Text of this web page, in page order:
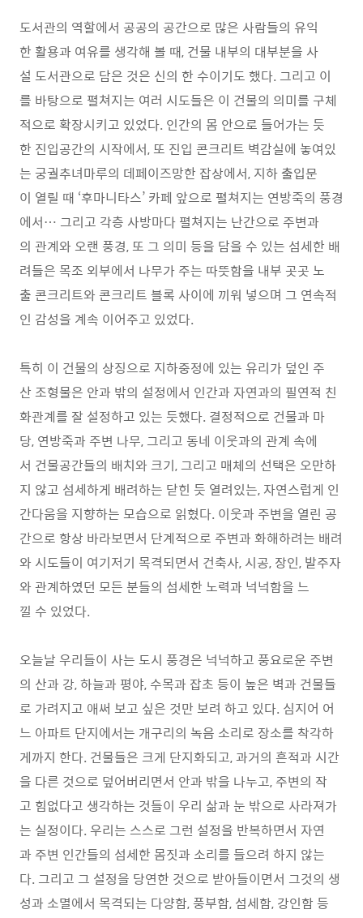
도서관의 역할에서 공공의 공간으로 많은 사람들의 유익
한 활용과 여유를 생각해 볼 때, 건물 내부의 대부분을 사
설 도서관으로 담은 것은 신의 한 수이기도 했다. 그리고 이
를 바탕으로 펼쳐지는 여러 시도들은 이 건물의 의미를 구체
적으로 확장시키고 있었다. 인간의 몸 안으로 들어가는 듯
한 진입공간의 시작에서, 또 진입 콘크리트 벽감실에 놓여있
는 궁궐추녀마루의 데페이즈망한 잡상에서, 지하 출입문
이 열릴 때 ‘후마니타스’ 카페 앞으로 펼쳐지는 연방죽의 풍경
에서… 그리고 각층 사방마다 펼쳐지는 난간으로 주변과
의 관계와 오랜 풍경, 또 그 의미 등을 담을 수 있는 섬세한 배
려들은 목조 외부에서 나무가 주는 따뜻함을 내부 곳곳 노
출 콘크리트와 콘크리트 블록 사이에 끼워 넣으며 그 연속적
인 감성을 계속 이어주고 있었다.
특히 이 건물의 상징으로 지하중정에 있는 유리가 덮인 주
산 조형물은 안과 밖의 설정에서 인간과 자연과의 필연적 친
화관계를 잘 설정하고 있는 듯했다. 결정적으로 건물과 마
당, 연방죽과 주변 나무, 그리고 동네 이웃과의 관계 속에
서 건물공간들의 배치와 크기, 그리고 매체의 선택은 오만하
지 않고 섬세하게 배려하는 닫힌 듯 열려있는, 자연스럽게 인
간다움을 지향하는 모습으로 읽혔다. 이웃과 주변을 열린 공
간으로 항상 바라보면서 단계적으로 주변과 화해하려는 배려
와 시도들이 여기저기 목격되면서 건축사, 시공, 장인, 발주자
와 관계하였던 모든 분들의 섬세한 노력과 넉넉함을 느
낄 수 있었다.
오늘날 우리들이 사는 도시 풍경은 넉넉하고 풍요로운 주변
의 산과 강, 하늘과 평야, 수목과 잡초 등이 높은 벽과 건물들
로 가려지고 애써 보고 싶은 것만 보려 하고 있다. 심지어 어
느 아파트 단지에서는 개구리의 녹음 소리로 장소를 착각하
게까지 한다. 건물들은 크게 단지화되고, 과거의 흔적과 시간
을 다른 것으로 덮어버리면서 안과 밖을 나누고, 주변의 작
고 힘없다고 생각하는 것들이 우리 삶과 눈 밖으로 사라져가
는 실정이다. 우리는 스스로 그런 설정을 반복하면서 자연
과 주변 인간들의 섬세한 몸짓과 소리를 들으려 하지 않는
다. 그리고 그 설정을 당연한 것으로 받아들이면서 그것의 생
성과 소멸에서 목격되는 다양함, 풍부함, 섬세함, 강인함 등